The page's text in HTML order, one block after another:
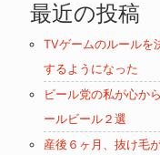
ゴ
ー
最近の投稿
TVゲームのルールを
するようになった
ビール党の私が心か
ールビール２選
産後６ヶ月、抜け毛